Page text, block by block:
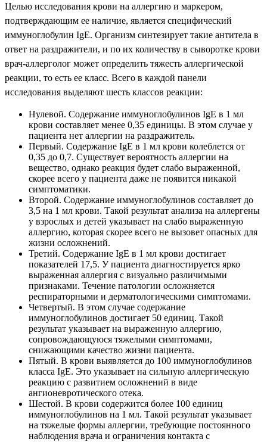
Целью исследования крови на аллергию и маркером,
подтверждающим ее наличие, является специфический
иммуноглобулин IgE. Организм синтезирует такие антитела в
ответ на раздражители, и по их количеству в сыворотке крови
врач-аллерголог может определить тяжесть аллергической
реакции, то есть ее класс. Всего в каждой панели
исследования выделяют шесть классов реакции:
Нулевой. Содержание иммуноглобулинов IgE в 1 мл
крови составляет менее 0,35 единицы. В этом случае у
пациента нет аллергии на раздражитель.
Первый. Содержание IgE в 1 мл крови колеблется от
0,35 до 0,7. Существует вероятность аллергии на
вещество, однако реакция будет слабо выраженной,
скорее всего у пациента даже не появится никакой
симптоматики.
Второй. Содержание иммуноглобулинов составляет до
3,5 на 1 мл крови. Такой результат анализа на аллергены
у взрослых и детей указывает на слабо выраженную
аллергию, которая скорее всего не вызовет опасных для
жизни осложнений.
Третий. Содержание IgE в 1 мл крови достигает
показателей 17,5. У пациента диагностируется ярко
выраженная аллергия с визуально различимыми
признаками. Течение патологии осложняется
респираторными и дерматологическими симптомами.
Четвертый. В этом случае содержание
иммуноглобулинов достигает 50 единиц. Такой
результат указывает на выраженную аллергию,
сопровождающуюся тяжелыми симптомами,
снижающими качество жизни пациента.
Пятый. В крови выявляется до 100 иммуноглобулинов
класса IgE. Это указывает на сильную аллергическую
реакцию с развитием осложнений в виде
ангионевротического отека.
Шестой. В крови содержится более 100 единиц
иммуноглобулинов на 1 мл. Такой результат указывает
на тяжелые формы аллергии, требующие постоянного
наблюдения врача и ограничения контакта с